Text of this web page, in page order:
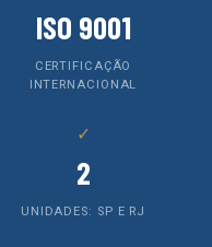
ISO 9001
CERTIFICAÇÃO
INTERNACIONAL
✓
2
UNIDADES: SP E RJ